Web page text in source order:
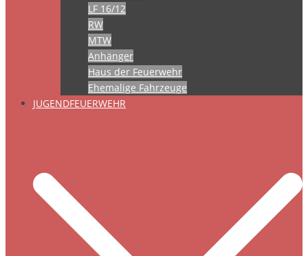
LF 16/12
RW
MTW
Anhänger
Haus der Feuerwehr
Ehemalige Fahrzeuge
JUGENDFEUERWEHR